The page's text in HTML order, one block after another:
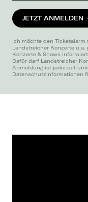
JETZT ANMELDEN
Ich möchte den
Landstreicher Konzerte
Konzerte & Shows
Dafür darf Landstreicher
Abmeldung ist jederzeit
Datenschutzinformationen